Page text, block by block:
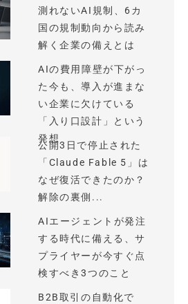
測れないAI規制、6カ
国の規制動向から読み
解く企業の備えとは
AIの費用障壁が下がっ
た今も、導入が進まな
い企業に欠けている
「入り口設計」という
発想
公開3日で停止された
「Claude Fable 5」は
なぜ復活できたのか？
解除の裏側...
AIエージェントが発注
する時代に備える、サ
プライヤーが今すぐ点
検すべき3つのこと
B2B取引の自動化で